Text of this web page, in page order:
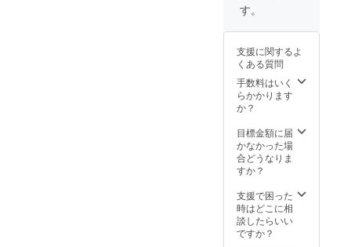
デザイ
しまし
ては一
部変更
になる
可能性
いま
す。ご
了承く
ださ
※2019
年7月に
お届け
する予
す。
支援に関するよ
くある質問
手数料はいく
らかかります
か？
目標金額に届
かなかった場
合どうなりま
すか？
支援で困った
時はどこに相
談したらいい
ですか？